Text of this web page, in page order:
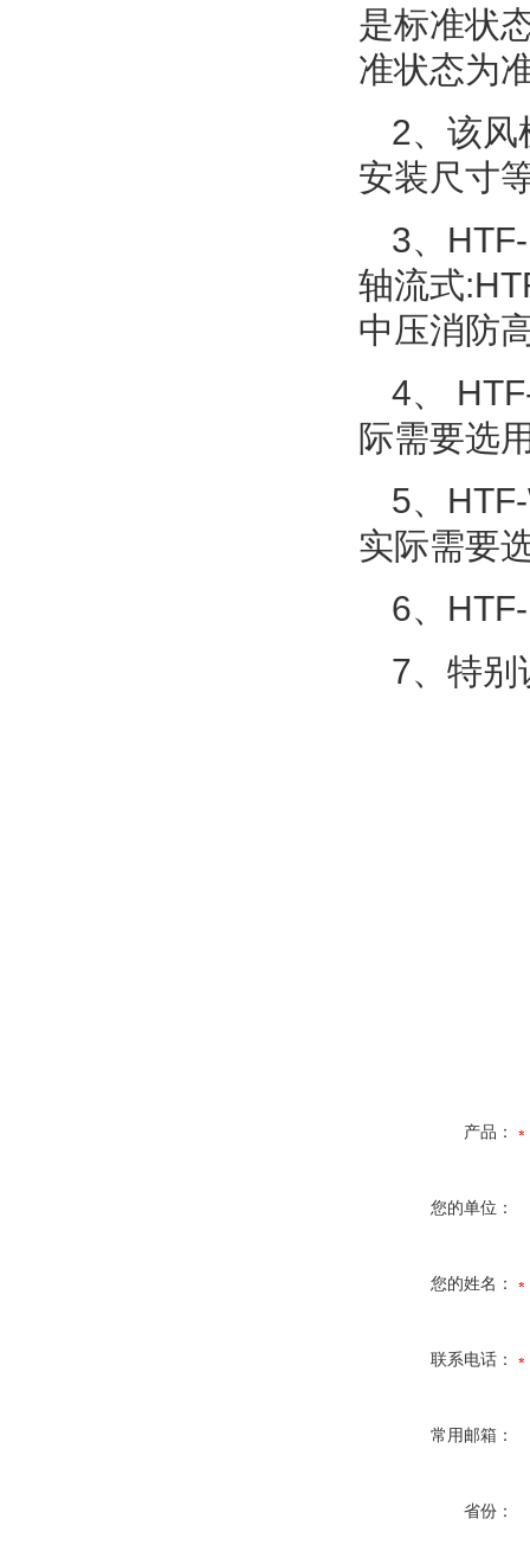
是标准状
准状态为
2、该风
安装尺寸
3、
轴流式
中压消防
4、
际需要选
5、
实际需要
6、
7、特别
产品：
您的单位：
您的姓名：
联系电话：
常用邮箱：
省份：